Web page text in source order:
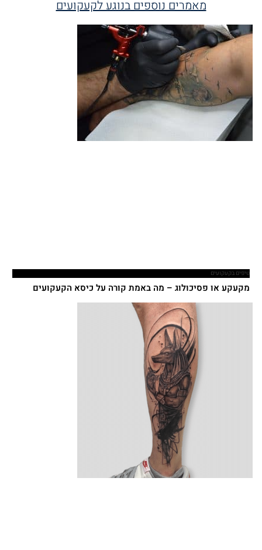
מאמרים נוספים בנוגע לקעקועים
טיפים בקעקועים
מקעקע או פסיכולוג – מה באמת קורה על כיסא הקעקועים